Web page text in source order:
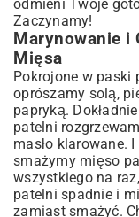
odmieni Twoje
Zaczynamy!
Marynowanie i
Mięsa
Pokrojone w paski
oprószamy solą,
papryką.
patelni
masło klarowane.
smażymy mięso
wszystkiego na
patelni spadnie i
zamiast smażyć.